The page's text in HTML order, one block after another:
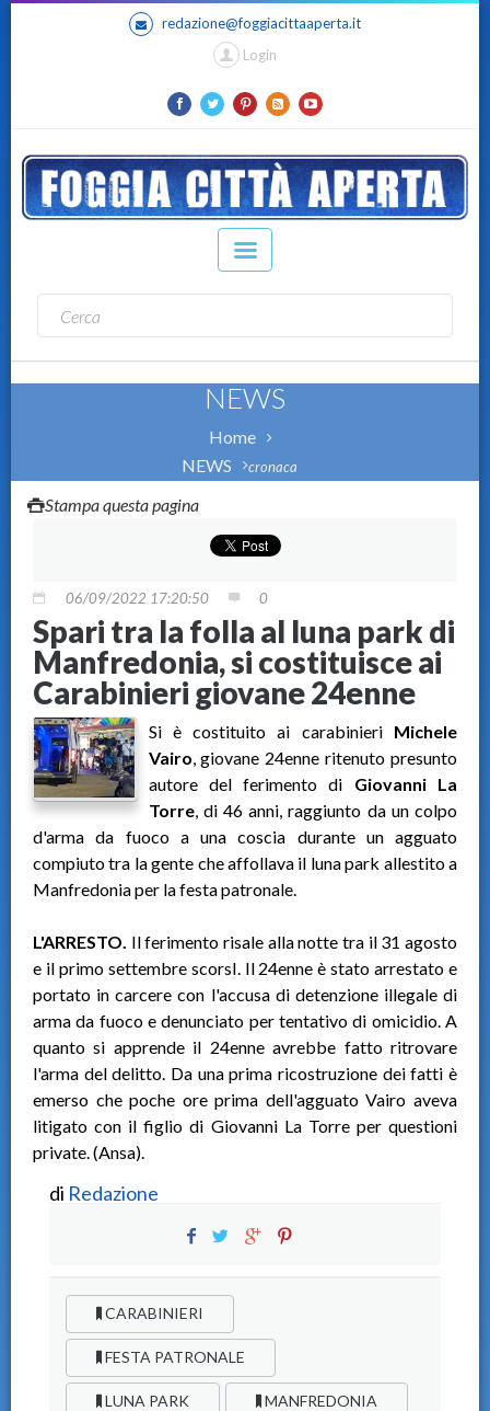
redazione@foggiacittaaperta.it
Login
NEWS
Home
NEWS
cronaca
Stampa questa pagina
06/09/2022 17:20:50 0
Spari tra la folla al luna park di
Manfredonia, si costituisce ai
Carabinieri giovane 24enne
Si è costituito ai carabinieri Michele
Vairo, giovane 24enne ritenuto presunto
autore del ferimento di Giovanni La
Torre, di 46 anni, raggiunto da un colpo
d'arma da fuoco a una coscia durante un agguato
compiuto tra la gente che affollava il luna park allestito a
Manfredonia per la festa patronale.
L'ARRESTO. Il ferimento risale alla notte tra il 31 agosto
e il primo settembre scorsI. Il 24enne è stato arrestato e
portato in carcere con l'accusa di detenzione illegale di
arma da fuoco e denunciato per tentativo di omicidio. A
quanto si apprende il 24enne avrebbe fatto ritrovare
l'arma del delitto. Da una prima ricostruzione dei fatti è
emerso che poche ore prima dell'agguato Vairo aveva
litigato con il figlio di Giovanni La Torre per questioni
private. (Ansa).
di Redazione
CARABINIERI
FESTA PATRONALE
LUNA PARK MANFREDONIA